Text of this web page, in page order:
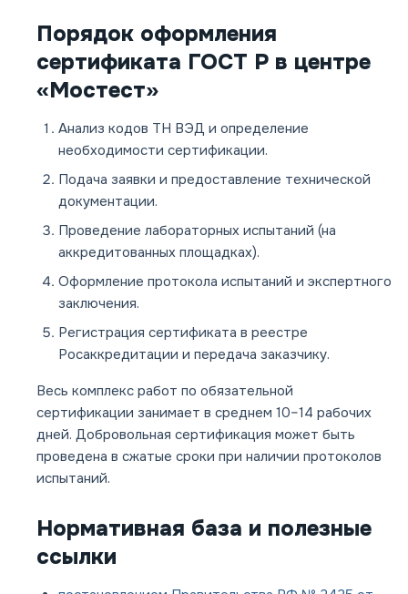
Порядок оформления
сертификата ГОСТ Р в центре
«Мостест»
Анализ кодов ТН ВЭД и определение
необходимости сертификации.
Подача заявки и предоставление технической
документации.
Проведение лабораторных испытаний (на
аккредитованных площадках).
Оформление протокола испытаний и экспертного
заключения.
Регистрация сертификата в реестре
Росаккредитации и передача заказчику.
Весь комплекс работ по обязательной
сертификации занимает в среднем 10–14 рабочих
дней. Добровольная сертификация может быть
проведена в сжатые сроки при наличии протоколов
испытаний.
Нормативная база и полезные
ссылки